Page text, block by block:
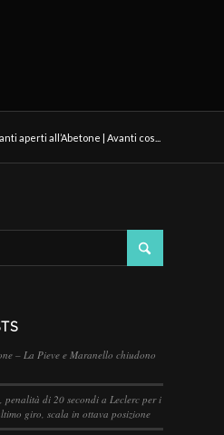
aperti all’Abetone | Avanti cos...
– La Pieve e Maranello chiudono
penalità di 20 secondi a Leclerc per i
giro, scala in ottava posizione